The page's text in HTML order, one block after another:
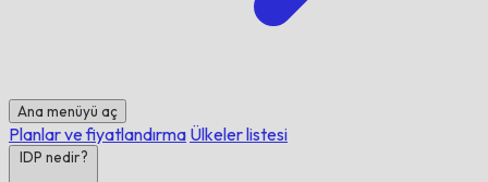
Ana menüyü aç
Planlar ve fiyatlandırma Ülkeler listesi
IDP nedir?